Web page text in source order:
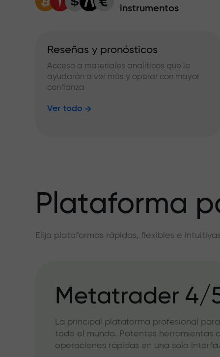
instrumentos
Reseñas y pronósticos
Acceso a materiales analíticos que le
ayudarán a ver más y operar con mayor
confianza
Ver todo
Plataforma
Elija plataformas rápidas, flexibles e
Metatrader 4/
La principal plataforma profesional
todo el mundo. Potentes herramientas
operaciones rápidas en una sola